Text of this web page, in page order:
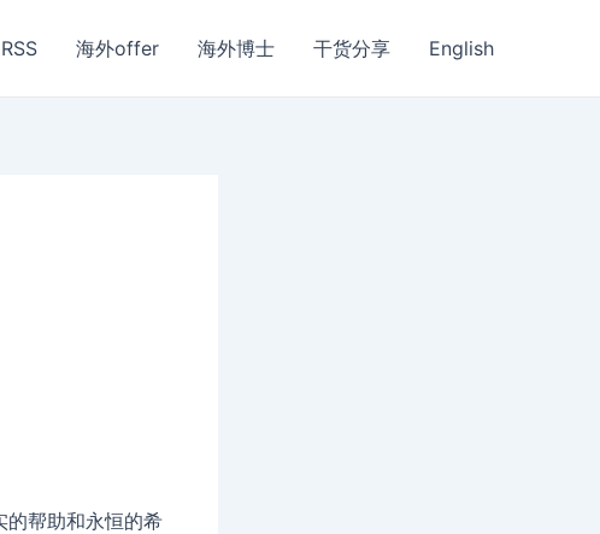
RSS 海外offer 海外博士 干货分享 English
的帮助和永恒的希